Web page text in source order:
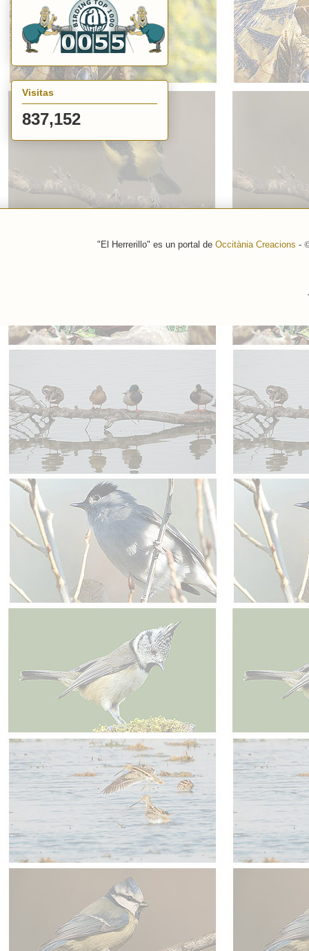
Visitas
837,152
"El Herrerillo" es un portal de Occitània Creacions -